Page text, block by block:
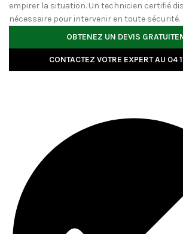
empirer la situation. Un technicien certifié
nécessaire pour intervenir en toute sécurité.
OBTENEZ UN DEVIS
CONTACTEZ VOTRE EXPERT AU 04